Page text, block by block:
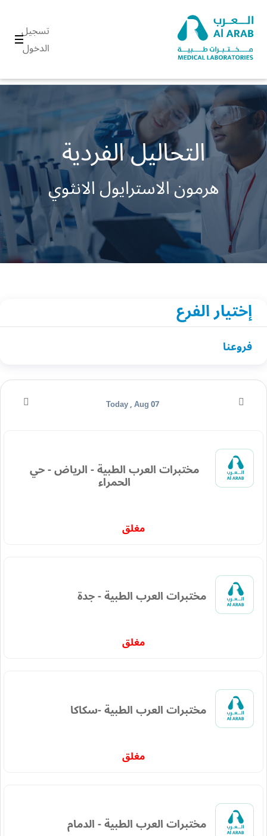
تسجيل
الدخول
التحاليل الفردية
هرمون الاسترايول الانثوي
إختيار الفرع
فروعنا
مختبرات العرب الطبية - الرياض - حي
الحمراء
مغلق
مختبرات العرب الطبية - جدة
مغلق
مختبرات العرب الطبية -سكاكا
مغلق
مختبرات العرب الطبية - الدمام